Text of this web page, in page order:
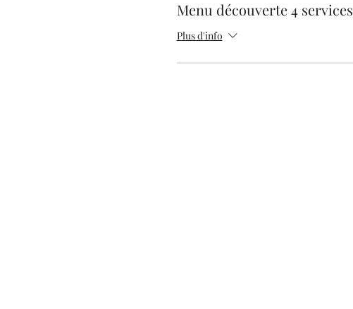
Menu découverte 4 services
Plus d'info